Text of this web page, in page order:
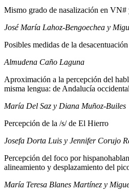
Mismo grado de nasalización en
José María Lahoz-Bengoechea y
Posibles medidas de la
Almudena Caño Laguna
Aproximación a la percepción del
misma lengua: de Andalucía
María Del Saz y Diana Muñoz-Builes
Percepción de la /s/ de El Hierro
Josefa Dorta Luis y Jennifer Corujo
Percepción del foco por
alineamiento y desplazamiento del
María Teresa Blanes Martínez y